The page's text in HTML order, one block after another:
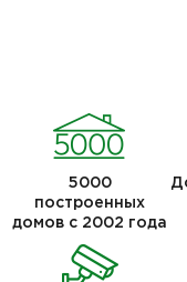
5000
построенных
домов с 2002 года